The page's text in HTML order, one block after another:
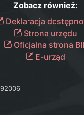
Zobacz również:
Deklaracja
Strona urzędu
Oficjalna strona
E-urząd
92006